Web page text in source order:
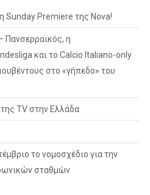
Sunday Premiere της Nova!
Πανσερραϊκός, η
και το Calcio Italiano-only
στο «γήπεδο» του
TV στην Ελλάδα
το νομοσχέδιο για την
σταθμών